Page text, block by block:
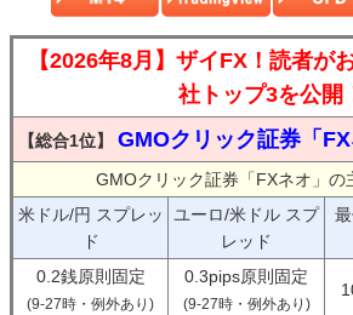
【2026年8月】ザイFX！読者が
社トップ3を公開
【総合1位】 GMOクリック証券「FX
GMOクリック証券「FXネオ」の
米ドル/円 スプレッ
ド
ユーロ/米ドル スプ
レッド
0.2銭原則固定
(9-27時・例外あり)
0.3pips原則固定
(9-27時・例外あり)